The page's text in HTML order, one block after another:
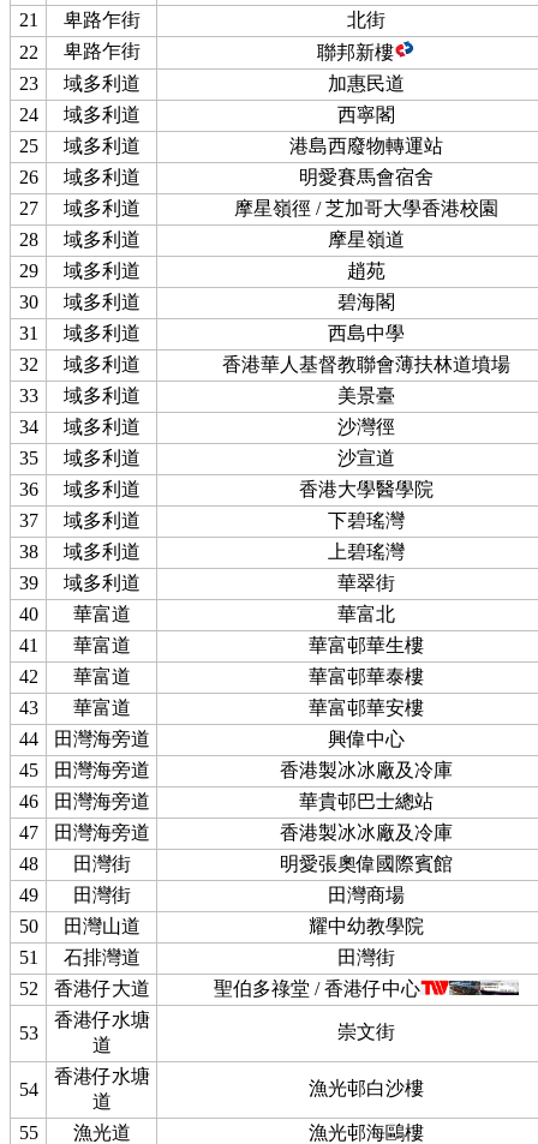
21 卑路乍街
北街
22
卑路乍街
聯邦新樓
23
域多利道
加惠民道
24
域多利道
西寧閣
25
域多利道
港島西廢物轉運站
26
域多利道
明愛賽馬會宿舍
27
域多利道
摩星嶺徑 / 芝加哥大學香港校園
28
域多利道
摩星嶺道
29
域多利道
趙苑
30
域多利道
碧海閣
31
域多利道
西島中學
32
域多利道
香港華人基督教聯會薄扶林道墳場
33
域多利道
美景臺
34
域多利道
沙灣徑
35
域多利道
沙宣道
36
域多利道
香港大學醫學院
37
域多利道
下碧瑤灣
38
域多利道
上碧瑤灣
39
域多利道
華翠街
40
華富道
華富北
41
華富道
華富邨華生樓
42
華富道
華富邨華泰樓
43
華富道
華富邨華安樓
44
田灣海旁道
興偉中心
45
田灣海旁道
香港製冰冰廠及冷庫
46
田灣海旁道
華貴邨巴士總站
47
田灣海旁道
香港製冰冰廠及冷庫
48
田灣街
明愛張奧偉國際賓館
49
田灣街
田灣商場
50
田灣山道
耀中幼教學院
51
石排灣道
田灣街
52
香港仔大道 聖伯多祿堂 / 香港仔中心
53
香港仔水塘
道
崇文街
54
香港仔水塘
道
漁光邨白沙樓
55 漁光道
漁光邨海鷗樓